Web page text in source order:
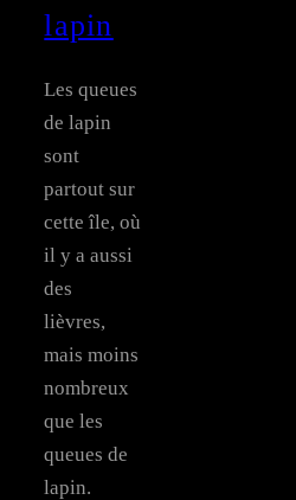
lapin
Les queues
de lapin
sont
partout sur
cette île, où
il y a aussi
des
lièvres,
mais moins
nombreux
que les
queues de
lapin.